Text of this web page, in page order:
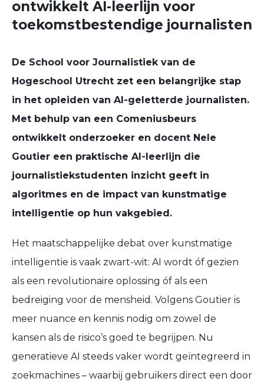
ontwikkelt AI-leerlijn voor
toekomstbestendige journalisten
De School voor Journalistiek van de
Hogeschool Utrecht zet een belangrijke stap
in het opleiden van AI-geletterde journalisten.
Met behulp van een Comeniusbeurs
ontwikkelt onderzoeker en docent Nele
Goutier een praktische AI-leerlijn die
journalistiekstudenten inzicht geeft in
algoritmes en de impact van kunstmatige
intelligentie op hun vakgebied.
Het maatschappelijke debat over kunstmatige
intelligentie is vaak zwart-wit: AI wordt óf gezien
als een revolutionaire oplossing óf als een
bedreiging voor de mensheid. Volgens Goutier is
meer nuance en kennis nodig om zowel de
kansen als de risico’s goed te begrijpen. Nu
generatieve AI steeds vaker wordt geïntegreerd in
zoekmachines – waarbij gebruikers direct een door